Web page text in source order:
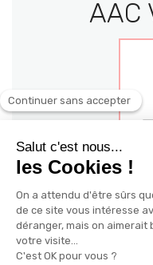
AAC
140 - 144
Vichy